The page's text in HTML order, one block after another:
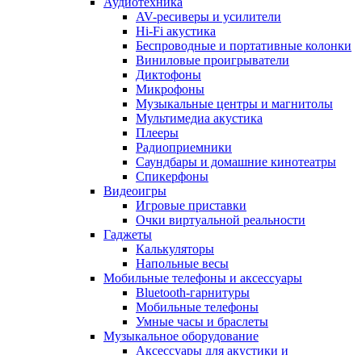
AV-ресиверы и усилители
Hi-Fi акустика
Беспроводные и портативные колонки
Виниловые проигрыватели
Диктофоны
Микрофоны
Музыкальные центры и магнитолы
Мультимедиа акустика
Плееры
Радиоприемники
Саундбары и домашние кинотеатры
Спикерфоны
Видеоигры
Игровые приставки
Очки виртуальной реальности
Гаджеты
Калькуляторы
Напольные весы
Мобильные телефоны и аксессуары
Bluetooth-гарнитуры
Мобильные телефоны
Умные часы и браслеты
Музыкальное оборудование
Аксессуары для акустики и